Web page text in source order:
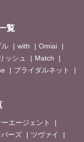
覧
ル with
Omiai
ッシュ
Match
ブライダルネット
エージェント
ーズ
ツヴァイ